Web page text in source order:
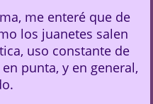
me enteré que de
los juanetes salen
uso constante de
punta, y en general,